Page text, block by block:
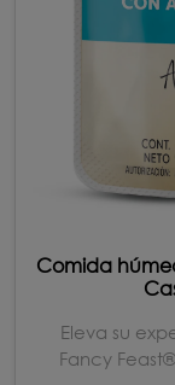
Comida
Eleva su
Fancy